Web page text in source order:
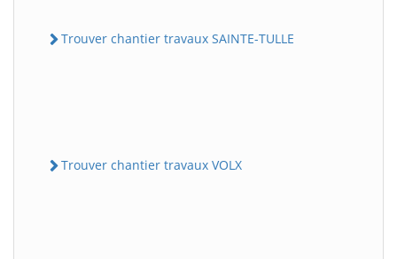
Trouver chantier travaux SAINTE-TULLE
Trouver chantier travaux VOLX